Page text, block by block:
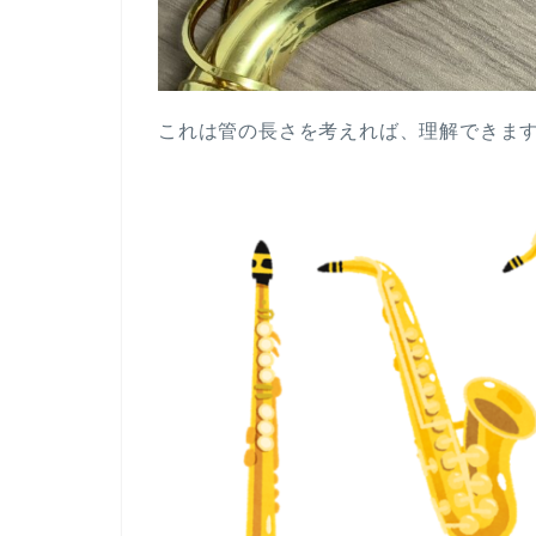
これは管の長さを考えれば、理解できま